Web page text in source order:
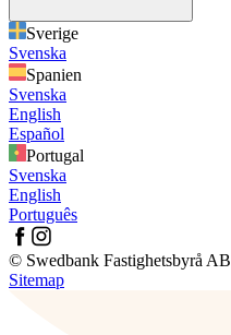
Sverige
Svenska
Spanien
Svenska
English
Español
Portugal
Svenska
English
Português
© Swedbank Fastighetsbyrå AB
Sitemap